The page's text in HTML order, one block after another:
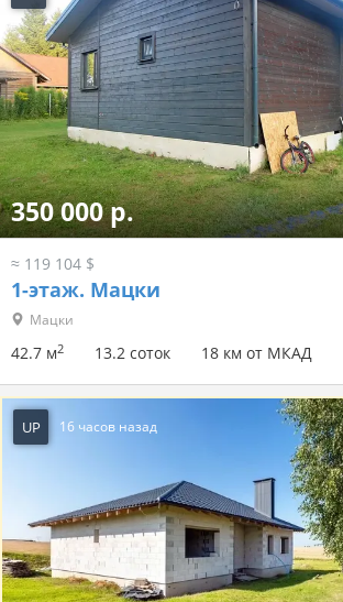
350 000 р.
≈ 119 104 $
1-этаж. Мацки
Мацки
42.7 м2 13.2 соток 18 км от МКАД
UP 16 часов назад